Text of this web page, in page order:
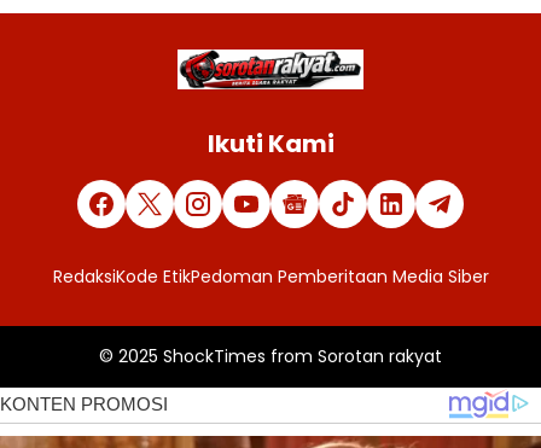
Ikuti Kami
RedaksiKode EtikPedoman Pemberitaan Media Siber
© 2025 ShockTimes from Sorotan rakyat